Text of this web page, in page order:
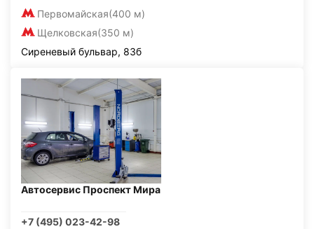
Первомайская(400 м)
Щелковская(350 м)
Сиреневый бульвар, 83б
Автосервис Проспект Мира
+7 (495) 023-42-98